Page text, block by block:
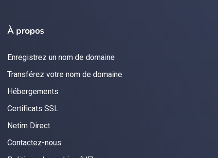
À propos
Enregistrez un nom de domaine
Transférez votre nom de domaine
Hébergements
Certificats SSL
Netim Direct
Contactez-nous